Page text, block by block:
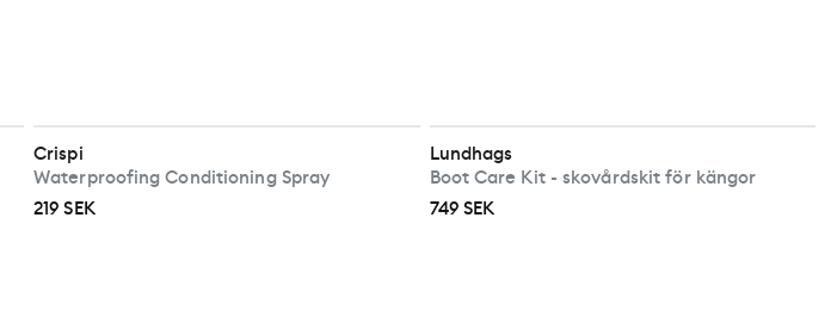
Crispi
Waterproofing Conditioning Spray
219 SEK
Lundhags
Boot Care Kit - skovårdskit för kängor
749 SEK